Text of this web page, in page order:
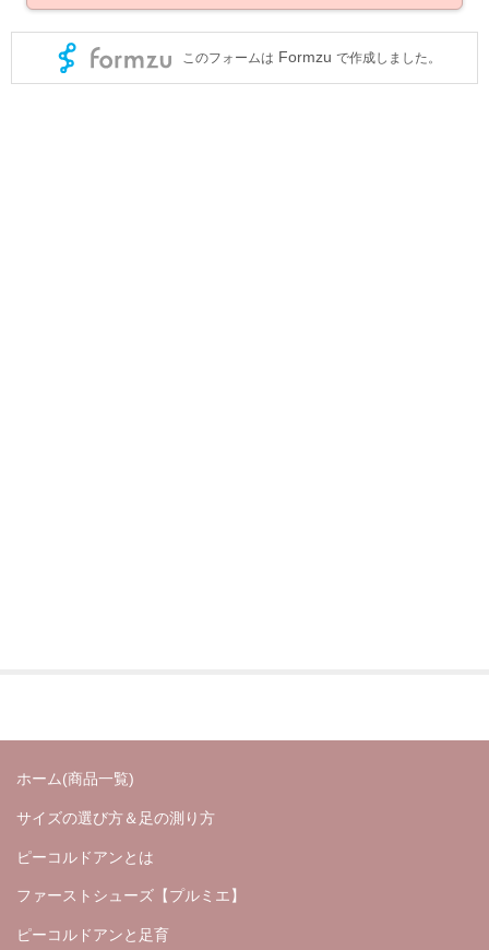
ホーム(商品一覧)
サイズの選び方＆足の測り方
ピーコルドアンとは
ファーストシューズ【プルミエ】
ピーコルドアンと足育